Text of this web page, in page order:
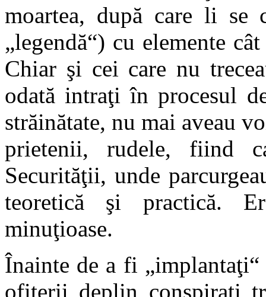
moartea, după care li se
„legendă“) cu elemente
Chiar şi cei care nu
odată intraţi în procesul
străinătate, nu mai aveau
prietenii, rudele, fiind
Securităţii, unde
teoretică şi practică.
minuţioase.
Înainte de a fi
ofiţerii deplin conspiraţi